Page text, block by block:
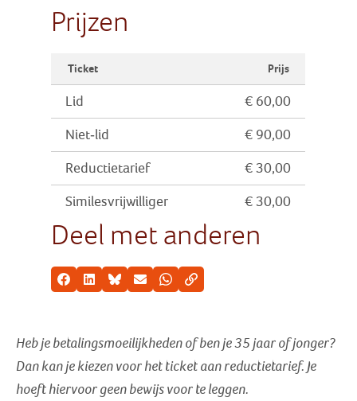
Prijzen
Ticket Prijs
Lid € 60,00
Niet-lid € 90,00
Reductietarief € 30,00
Similesvrijwilliger € 30,00
Deel met anderen
Facebook
LinkedInBlueskyE-mailWhatsappKopieer link
Heb je betalingsmoeilijkheden of ben je 35 jaar of jonger?
Dan kan je kiezen voor het ticket aan reductietarief. Je
hoeft hiervoor geen bewijs voor te leggen.